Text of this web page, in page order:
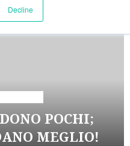
Decline
POCHI;
MEGLIO!